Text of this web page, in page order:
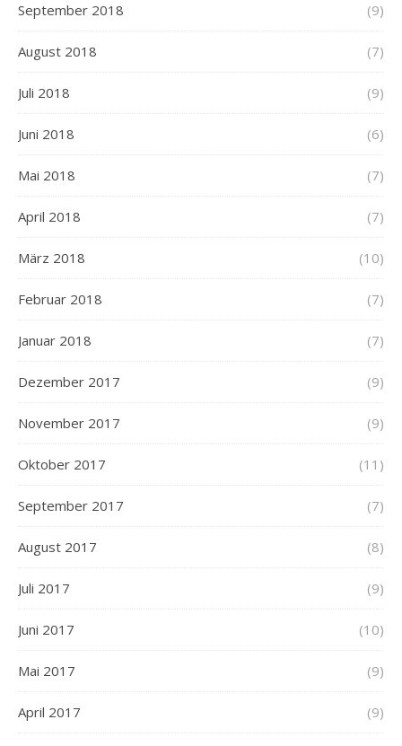
September 2018 (9)
August 2018 (7)
Juli 2018 (9)
Juni 2018 (6)
Mai 2018 (7)
April 2018 (7)
März 2018 (10)
Februar 2018 (7)
Januar 2018 (7)
Dezember 2017 (9)
November 2017 (9)
Oktober 2017 (11)
September 2017 (7)
August 2017 (8)
Juli 2017 (9)
Juni 2017 (10)
Mai 2017 (9)
April 2017 (9)